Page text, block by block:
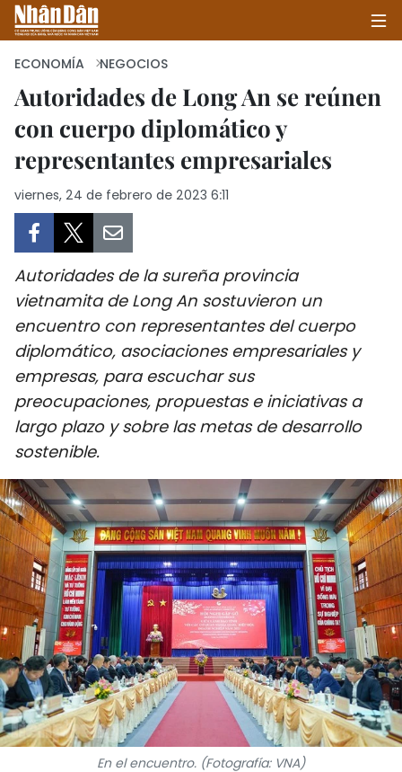
INICIO
POLÍTICA
SALUD - MEDIO AMBIENTE
CULTURA - ENTRETENIMIENTO
INTERNACIONAL
DEPORTES
PUENTE DE AMISTAD
HISTORIAS MULTIMEDIA
FOTOGRAFÍA
¿QUIÉNES SOMOS?
TIẾNG VIỆT
ENGLISH
ECONOMÍA NEGOCIOS
Autoridades de Long An se reúnen
con cuerpo diplomático y
representantes empresariales
viernes, 24 de febrero de 2023 6:11
Autoridades de la sureña provincia
vietnamita de Long An sostuvieron un
encuentro con representantes del cuerpo
diplomático, asociaciones empresariales y
empresas, para escuchar sus
preocupaciones, propuestas e iniciativas a
largo plazo y sobre las metas de desarrollo
sostenible.
En el encuentro. (Fotografía: VNA)